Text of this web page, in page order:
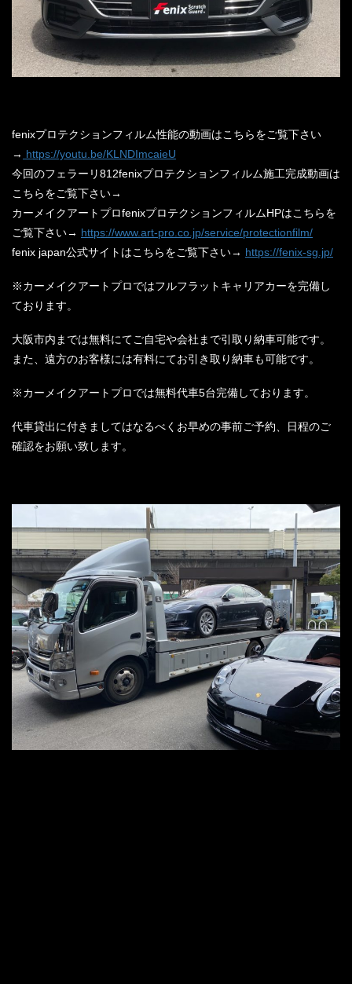
fenixプロテクションフィルム性能の動画はこちらをご覧下さ い
→ https://youtu.be/KLNDImcaieU
今回のフェラーリ812fenixプロテクションフィルム施工完成動画は
こちらをご覧下さい→
カーメイクアートプロfenixプロテクションフィルムHPはこ ちらを
ご覧下さい→ https://www.art-pro.co.jp/service/protectionfilm/
fenix japan公式サイトはこちらをご覧下さい→ https://fenix-sg.jp/
※カーメイクアートプロではフルフラットキャリアカーを完備し
ております。
大阪市内までは無料にてご自宅や会社まで引取り納車可能です。
また、遠方のお客様には有料にてお引き取り納車も可能です。
※カーメイクアートプロでは無料代車5台完備しております。
代車貸出に付きましてはなるべくお早めの事前ご予約、
日程のご
確認をお願い致します。